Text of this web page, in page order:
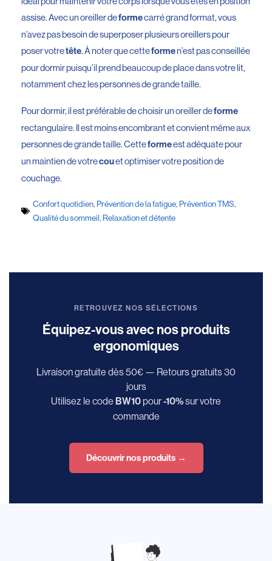
assise. Avec un oreiller deformecarré grand format, vous
n’avez pas besoin de superposer plusieurs oreillers pour
poser votretête. À noter que cetteformen’est pas conseillée
pour dormir puisqu’il prend beaucoup de place dans votre lit,
notamment chez les personnes de grande taille.
Pour dormir, il est préférable de choisir un oreiller deforme
rectangulaire. Il est moins encombrant et convient même aux
personnes de grande taille. Cetteformeest adéquate pour
un maintien de votrecouet optimiser votre position de
couchage.
Confort quotidien, Prévention de la fatigue, Prévention TMS,
Qualité du sommeil, Relaxation et détente
RETROUVEZ NOS SÉLECTIONS
Équipez-vous avec nos produits
ergonomiques
Livraison gratuite dès 50€ — Retours gratuits 30
jours
Utilisez le code BW10pour-10%sur votre
commande
Découvrir nos produits →